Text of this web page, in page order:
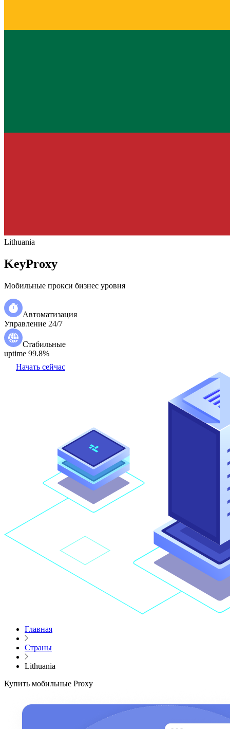
Lithuania
KeyProxy
Мобильные прокси бизнес уровня
Автоматизация
Управление 24/7
Стабильные
uptime 99.8%
Начать сейчас
Главная
Страны
Lithuania
Купить мобильные Proxy